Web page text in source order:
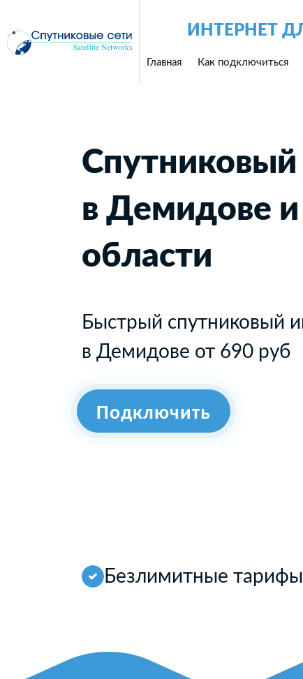
ИНТЕРНЕТ
Главная Как подключиться
Спутниковый
в Демидове
области
Быстрый спутниковый
в Демидове от 690 руб
Подключить
Безлимитные тарифы